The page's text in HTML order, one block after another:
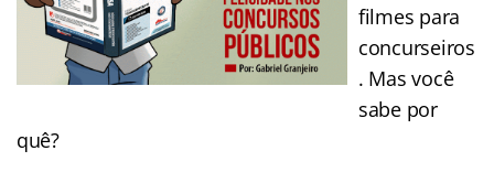
filmes para
concurseiros
. Mas você
sabe por
quê?